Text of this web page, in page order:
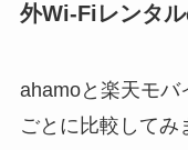
外Wi-Fiレンタ
ahamoと楽天モバ
ごとに比較してみ